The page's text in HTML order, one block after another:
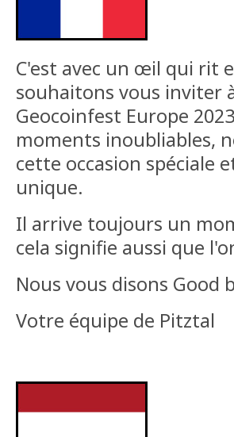
C'est avec un œil qui rit
souhaitons vous inviter
Geocoinfest Europe
moments inoubliables,
cette occasion spéciale
unique.
Il arrive toujours un
cela signifie aussi que
Nous vous disons Good
Votre équipe de Pitztal